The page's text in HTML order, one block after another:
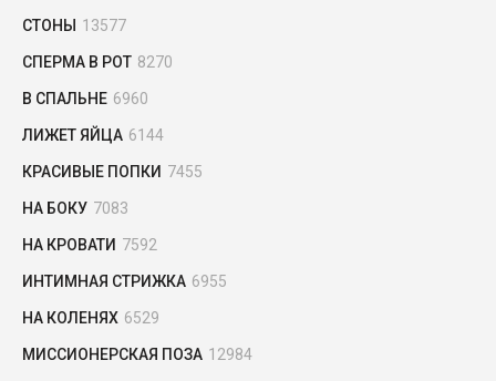
СТОНЫ 13577
СПЕРМА В РОТ 8270
В СПАЛЬНЕ 6960
ЛИЖЕТ ЯЙЦА 6144
КРАСИВЫЕ ПОПКИ 7455
НА БОКУ 7083
НА КРОВАТИ 7592
ИНТИМНАЯ СТРИЖКА 6955
НА КОЛЕНЯХ 6529
МИССИОНЕРСКАЯ ПОЗА 12984